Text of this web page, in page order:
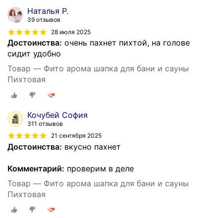
Наталья Р.
39 отзывов
28 июля 2025
Достоинства: очень пахнет пихтой, на голове
сидит удобно
Товар — Фито арома шапка для бани и сауны
Пихтовая
Кочубей София
311 отзывов
21 сентября 2025
Достоинства: вкусно пахнет
Комментарий: проверим в деле
Товар — Фито арома шапка для бани и сауны
Пихтовая